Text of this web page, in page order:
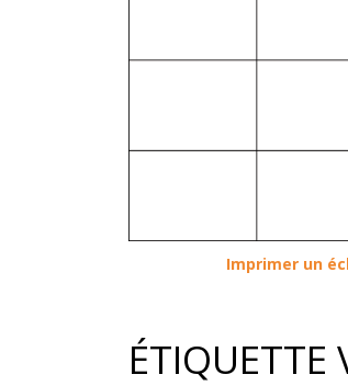
Imprimer un
ÉTIQUETTE